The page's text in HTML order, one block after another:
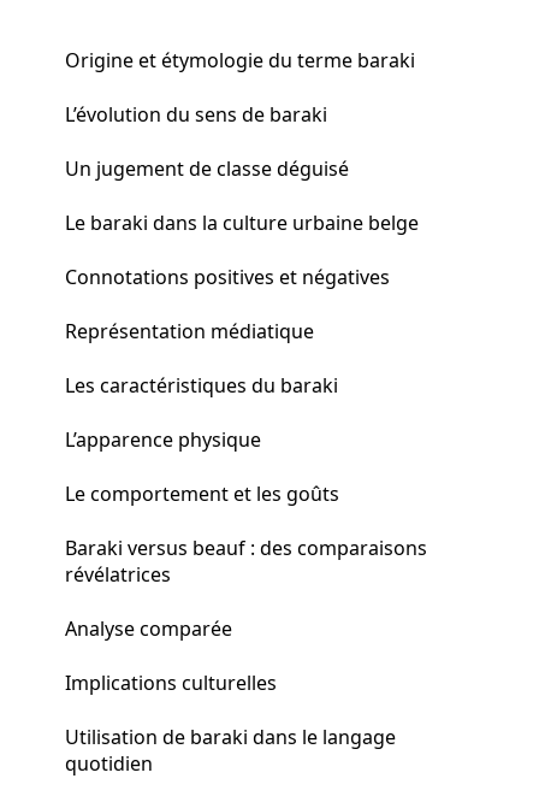
Origine et étymologie du terme baraki
L’évolution du sens de baraki
Un jugement de classe déguisé
Le baraki dans la culture urbaine belge
Connotations positives et négatives
Représentation médiatique
Les caractéristiques du baraki
L’apparence physique
Le comportement et les goûts
Baraki versus beauf : des comparaisons
révélatrices
Analyse comparée
Implications culturelles
Utilisation de baraki dans le langage
quotidien